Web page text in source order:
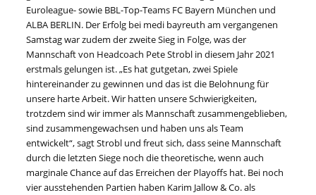
Euroleague- sowie BBL-Top-Teams FC Bayern München und
ALBA BERLIN. Der Erfolg bei medi bayreuth am vergangenen
Samstag war zudem der zweite Sieg in Folge, was der
Mannschaft von Headcoach Pete Strobl in diesem Jahr 2021
erstmals gelungen ist. „Es hat gutgetan, zwei Spiele
hintereinander zu gewinnen und das ist die Belohnung für
unsere harte Arbeit. Wir hatten unsere Schwierigkeiten,
trotzdem sind wir immer als Mannschaft zusammengeblieben,
sind zusammengewachsen und haben uns als Team
entwickelt“, sagt Strobl und freut sich, dass seine Mannschaft
durch die letzten Siege noch die theoretische, wenn auch
marginale Chance auf das Erreichen der Playoffs hat. Bei noch
vier ausstehenden Partien haben Karim Jallow & Co. als